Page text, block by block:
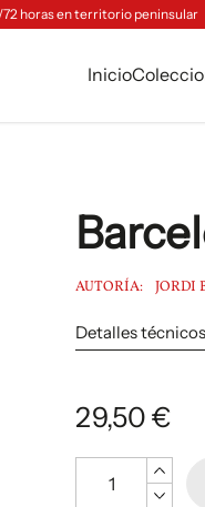
horas en territorio peninsular
Inicio
AUTORÍA: JORDI
Detalles técnicos
29,50 €